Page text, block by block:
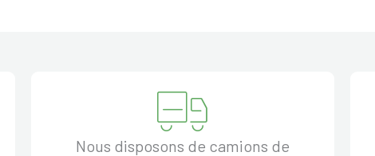
Nous disposons de camions de